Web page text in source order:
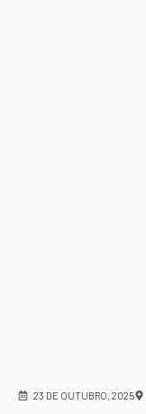
23 DE OUTUBRO, 2025